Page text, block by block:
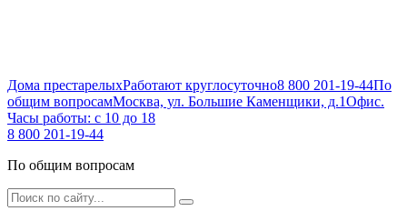
Дома престарелыхРаботают круглосуточно8 800 201-19-44По
общим вопросамМосква, ул. Большие Каменщики, д.1Офис.
Часы работы: с 10 до 18
8 800 201-19-44
По общим вопросам